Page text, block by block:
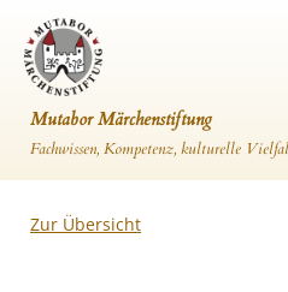
Mutabor Märchenstiftung
Fachwissen, Kompetenz, kulturelle
Zur Übersicht